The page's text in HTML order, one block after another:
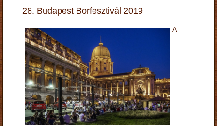
28. Budapest Borfesztivál 2019
A